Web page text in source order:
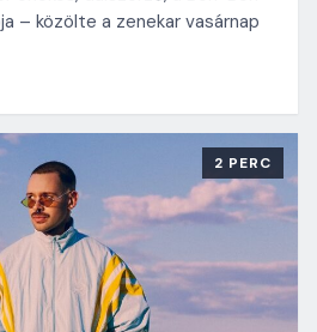
– közölte a zenekar vasárnap
2 PERC